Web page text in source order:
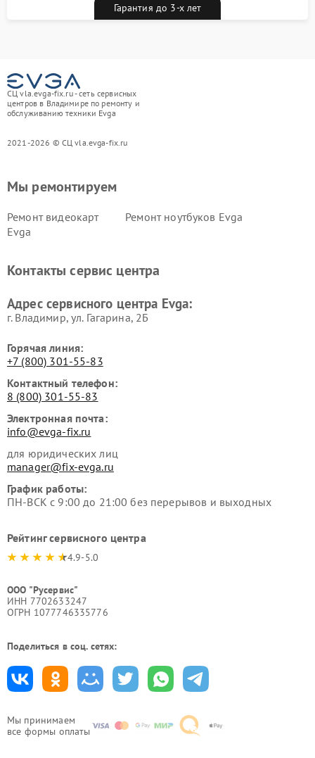
Гарантия до 3-х лет
СЦ vla.evga-fix.ru - сеть сервисных
центров в Владимире по ремонту и
обслуживанию техники Evga
2021-2026 © СЦ vla.evga-fix.ru
Мы принимаем
все формы оплаты
Мы ремонтируем
Ремонт видеокарт
Evga
Ремонт ноутбуков Evga
Контакты сервис центра
Адрес сервисного центра Evga:
г. Владимир, ул. Гагарина, 2Б
Горячая линия:
+7 (800) 301-55-83
Контактный телефон:
8 (800) 301-55-83
Электронная почта:
info@evga-fix.ru
для юридических лиц
manager@fix-evga.ru
График работы:
ПН-ВСК с 9:00 до 21:00 без перерывов и выходных
Рейтинг сервисного центра
4.9-5.0
ООО "Русервис"
ИНН 7702633247
ОГРН 1077746335776
Поделиться в соц. сетях: